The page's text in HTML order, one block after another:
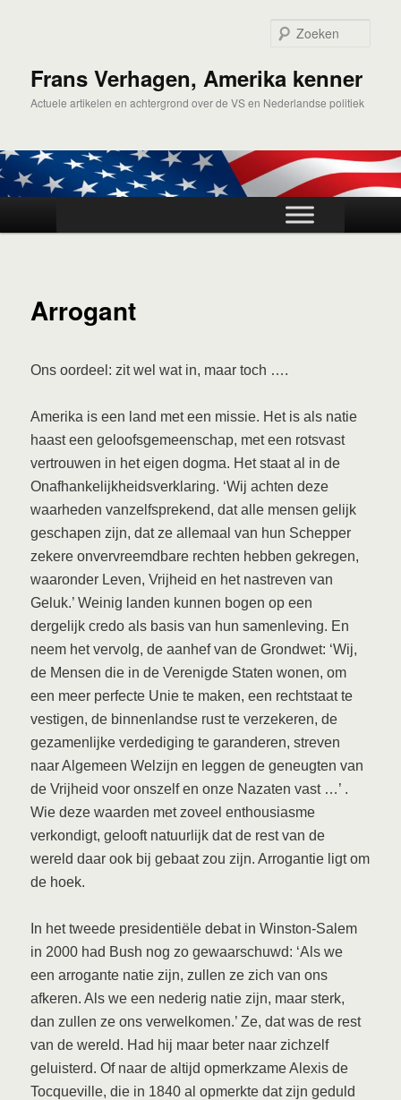
inhoudFrans Verhagen, Amerika kenner
Actuele artikelen en achtergrond over de VS en Nederlandse politiek
Arrogant
Ons oordeel: zit wel wat in, maar toch ….
Amerika is een land met een missie. Het is als natie
haast een geloofsgemeenschap, met een rotsvast
vertrouwen in het eigen dogma. Het staat al in de
Onafhankelijkheidsverklaring. ‘Wij achten deze
waarheden vanzelfsprekend, dat alle mensen gelijk
geschapen zijn, dat ze allemaal van hun Schepper
zekere onvervreemdbare rechten hebben gekregen,
waaronder Leven, Vrijheid en het nastreven van
Geluk.’ Weinig landen kunnen bogen op een
dergelijk credo als basis van hun samenleving. En
neem het vervolg, de aanhef van de Grondwet: ‘Wij,
de Mensen die in de Verenigde Staten wonen, om
een meer perfecte Unie te maken, een rechtstaat te
vestigen, de binnenlandse rust te verzekeren, de
gezamenlijke verdediging te garanderen, streven
naar Algemeen Welzijn en leggen de geneugten van
de Vrijheid voor onszelf en onze Nazaten vast …’ .
Wie deze waarden met zoveel enthousiasme
verkondigt, gelooft natuurlijk dat de rest van de
wereld daar ook bij gebaat zou zijn. Arrogantie ligt om
de hoek.
In het tweede presidentiële debat in Winston-Salem
in 2000 had Bush nog zo gewaarschuwd: ‘Als we
een arrogante natie zijn, zullen ze zich van ons
afkeren. Als we een nederig natie zijn, maar sterk,
dan zullen ze ons verwelkomen.’ Ze, dat was de rest
van de wereld. Had hij maar beter naar zichzelf
geluisterd. Of naar de altijd opmerkzame Alexis de
Tocqueville, die in 1840 al opmerkte dat zijn geduld